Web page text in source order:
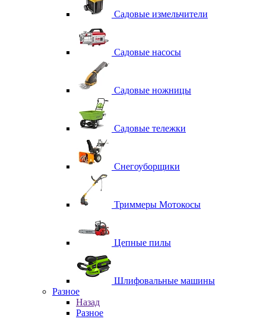
Садовые измельчители
Садовые насосы
Садовые ножницы
Садовые тележки
Снегоуборщики
Триммеры Мотокосы
Цепные пилы
Шлифовальные машины
Разное
Назад
Разное